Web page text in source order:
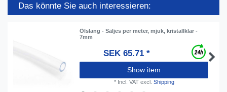
Das könnte Sie auch interessieren:
Ölslang - Säljes per meter, mjuk, kristallklar -
7mm
SEK 65.71 *
Show item
* Incl. VATexcl. Shipping